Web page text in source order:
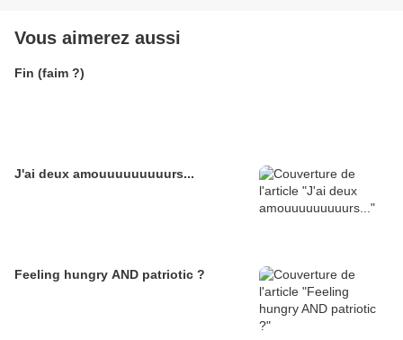
Vous aimerez aussi
Fin (faim ?)
J'ai deux amouuuuuuuuurs...
Feeling hungry AND patriotic ?